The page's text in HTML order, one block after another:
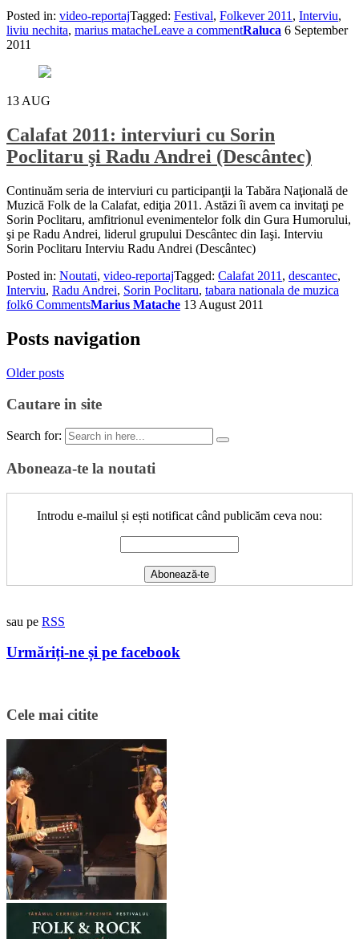
Posted in: video-reportajTagged: Festival, Folkever 2011 , Interviu,
liviu nechita, marius matacheLeave a commentRaluca 6 September
2011
13 AUG
Calafat 2011: interviuri cu Sorin
Poclitaru şi Radu Andrei (Descântec)
Continuăm seria de interviuri cu participanţii la Tabăra Naţională de
Muzică Folk de la Calafat, ediţia 2011. Astăzi îi avem ca invitaţi pe
Sorin Poclitaru, amfitrionul evenimentelor folk din Gura Humorului,
şi pe Radu Andrei, liderul grupului Descântec din Iaşi. Interviu
Sorin Poclitaru Interviu Radu Andrei (Descântec)
Posted in: Noutati, video-reportajTagged: Calafat 2011 , descantec,
Interviu, Radu Andrei, Sorin Poclitaru, tabara nationala de muzica
folk6 CommentsMarius Matache 13 August 2011
Posts navigation
Older posts
Cautare in site
Search for:
Aboneaza-te la noutati
Introdu e-mailul și ești notificat când publicăm ceva nou:
sau pe RSS
Urmăriți-ne și pe facebook
Cele mai citite